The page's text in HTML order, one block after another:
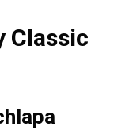
Classic